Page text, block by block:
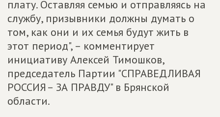
плату. Оставляя семью и отправляясь на
службу, призывники должны думать о
том, как они и их семья будут жить в
этот период", – комментирует
инициативу Алексей Тимошков,
председатель Партии "СПРАВЕДЛИВАЯ
РОССИЯ – ЗА ПРАВДУ" в Брянской
области.